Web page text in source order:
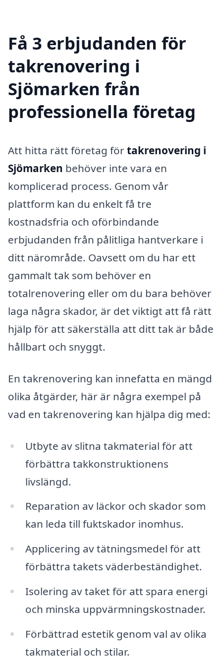
Få 3 erbjudanden för
takrenovering i
Sjömarken från
professionella företag
Att hitta rätt företag förtakrenovering i
Sjömarken behöver inte vara en
komplicerad process. Genom vår
plattform kan du enkelt få tre
kostnadsfria och oförbindande
erbjudanden från pålitliga hantverkare i
ditt närområde. Oavsett om du har ett
gammalt tak som behöver en
totalrenovering eller om du bara behöver
laga några skador, är det viktigt att få rätt
hjälp för att säkerställa att ditt tak är både
hållbart och snyggt.
En takrenovering kan innefatta en mängd
olika åtgärder, här är några exempel på
vad en takrenovering kan hjälpa dig med:
Utbyte av slitna takmaterial för att
förbättra takkonstruktionens
livslängd.
Reparation av läckor och skador som
kan leda till fuktskador inomhus.
Applicering av tätningsmedel för att
förbättra takets väderbeständighet.
Isolering av taket för att spara energi
och minska uppvärmningskostnader.
Förbättrad estetik genom val av olika
takmaterial och stilar.